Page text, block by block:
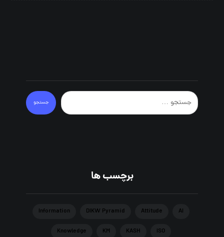
جستجو
برچسب ها
AI
Attitude
DIKW Pyramid
Information
ISO
KASH
KM
Knowledge